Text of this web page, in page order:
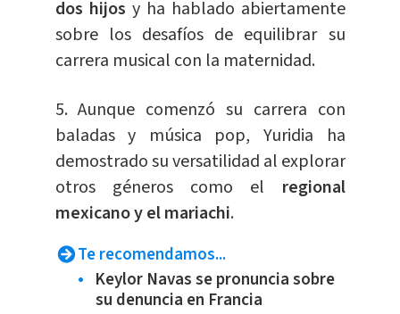
dos hijos y ha hablado abiertamente
sobre los desafíos de equilibrar su
carrera musical con la maternidad.
5. Aunque comenzó su carrera con
baladas y música pop, Yuridia ha
demostrado su versatilidad al explorar
otros géneros como el regional
mexicano y el mariachi.
Te recomendamos...
Keylor Navas se pronuncia sobre
su denuncia en Francia